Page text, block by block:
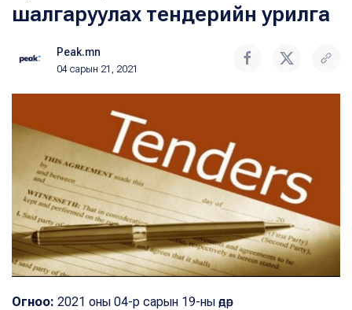
шалгаруулах тендерийн урилга
Peak.mn
04 сарын 21, 2021
Огноо: 2021 оны 04-р сарын 19-ны өдөр